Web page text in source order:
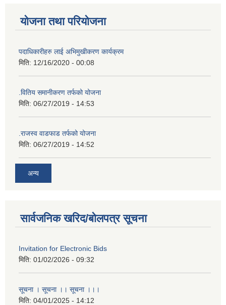
योजना तथा परियोजना
पदाधिकारीहरु लाई अभिमुखीकरण कार्यक्रम
मिति: 12/16/2020 - 00:08
.वितिय समानीकरण तर्फको योजना
मिति: 06/27/2019 - 14:53
.राजस्व वाडफाड तर्फको योजना
मिति: 06/27/2019 - 14:52
अन्य
सार्वजनिक खरिद/बोलपत्र सूचना
Invitation for Electronic Bids
मिति: 01/02/2026 - 09:32
सूचना । सूचना ।। सूचना ।।।
मिति: 04/01/2025 - 14:12